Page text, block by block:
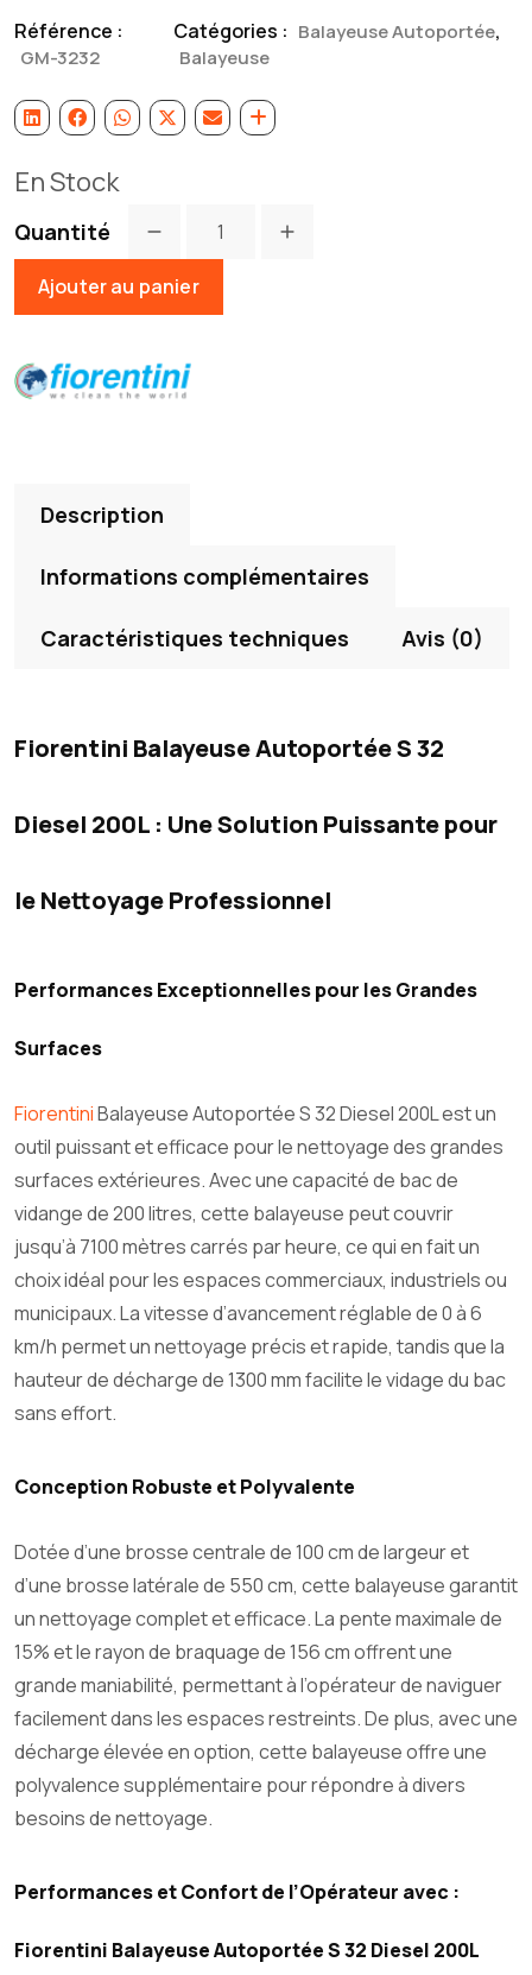
Référence :
GM-3232
Catégories : Balayeuse Autoportée,
Balayeuse
En Stock
Quantité
Ajouter au panier
Description
Informations complémentaires
Caractéristiques techniques Avis (0)
Fiorentini Balayeuse Autoportée S 32
Diesel 200L : Une Solution Puissante pour
le Nettoyage Professionnel
Performances Exceptionnelles pour les Grandes
Surfaces
FiorentiniBalayeuse Autoportée S 32 Diesel 200L est un
outil puissant et efficace pour le nettoyage des grandes
surfaces extérieures. Avec une capacité de bac de
vidange de 200 litres, cette balayeuse peut couvrir
jusqu’à 7100 mètres carrés par heure, ce qui en fait un
choix idéal pour les espaces commerciaux, industriels ou
municipaux. La vitesse d’avancement réglable de 0 à 6
km/h permet un nettoyage précis et rapide, tandis que la
hauteur de décharge de 1300 mm facilite le vidage du bac
sans effort.
Conception Robuste et Polyvalente
Dotée d’une brosse centrale de 100 cm de largeur et
d’une brosse latérale de 550 cm, cette balayeuse garantit
un nettoyage complet et efficace. La pente maximale de
15% et le rayon de braquage de 156 cm offrent une
grande maniabilité, permettant à l’opérateur de naviguer
facilement dans les espaces restreints. De plus, avec une
décharge élevée en option, cette balayeuse offre une
polyvalence supplémentaire pour répondre à divers
besoins de nettoyage.
Performances et Confort de l’Opérateur avec :
Fiorentini Balayeuse Autoportée S 32 Diesel 200L